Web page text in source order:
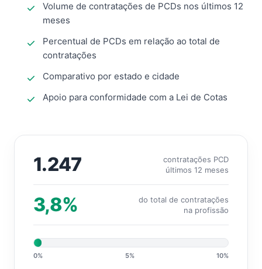
Volume de contratações de PCDs nos últimos 12
meses
Percentual de PCDs em relação ao total de
contratações
Comparativo por estado e cidade
Apoio para conformidade com a Lei de Cotas
1.247
contratações PCD
últimos 12 meses
3,8%
do total de contratações
na profissão
0% 5% 10%